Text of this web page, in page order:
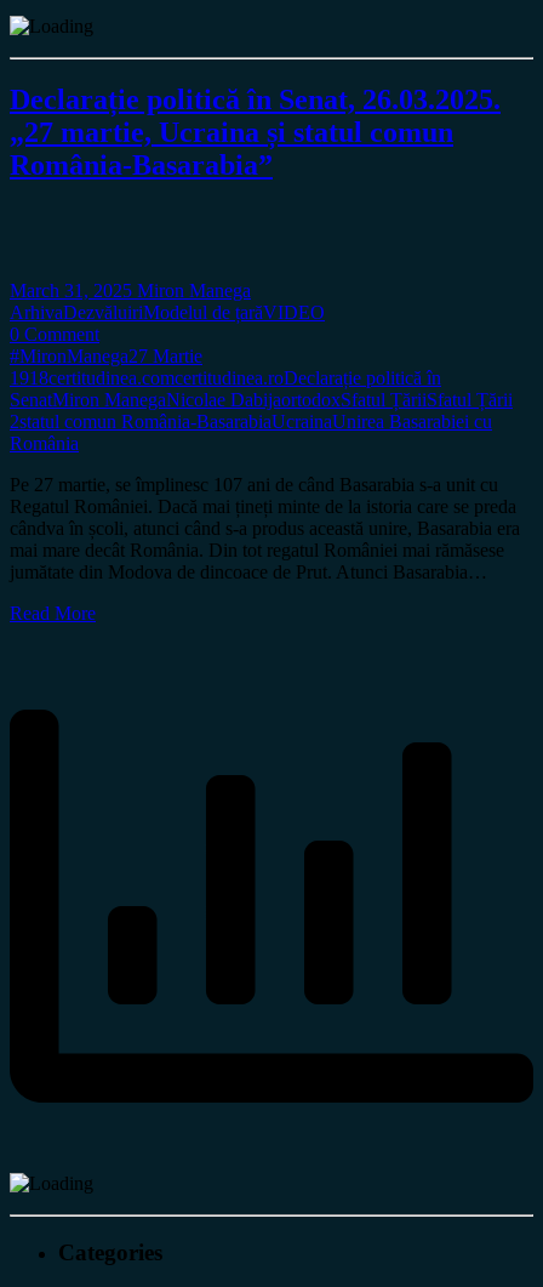
Declarație politică în Senat, 26.03.2025.
„27 martie, Ucraina și statul comun
România-Basarabia”
March 31, 2025 Miron Manega
ArhivaDezvăluiriModelul de țarăVIDEO
0 Comment
#MironManega27 Martie
1918certitudinea.comcertitudinea.roDeclarație politică în
SenatMiron ManegaNicolae DabijaortodoxSfatul ȚăriiSfatul Țării
2statul comun România-BasarabiaUcrainaUnirea Basarabiei cu
România
Pe 27 martie, se împlinesc 107 ani de când Basarabia s-a unit cu
Regatul României. Dacă mai țineți minte de la istoria care se preda
cândva în școli, atunci când s-a produs această unire, Basarabia era
mai mare decât România. Din tot regatul României mai rămăsese
jumătate din Modova de dincoace de Prut. Atunci Basarabia…
Read More
Categories